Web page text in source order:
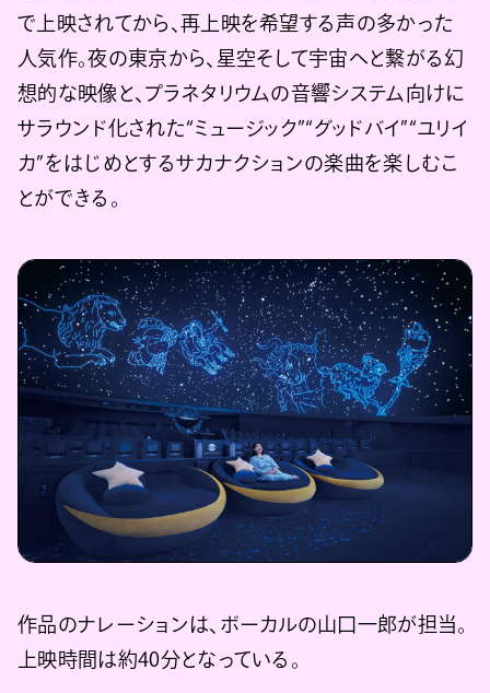
で上映されてから、再上映を希望する声の多かった
人気作。夜の東京から、星空そして宇宙へと繋がる幻
想的な映像と、プラネタリウムの音響システム向けに
サラウンド化された“ミュージック”“グッドバイ”“ユリイ
カ”をはじめとするサカナクションの楽曲を楽しむこ
とができる。
作品のナレーションは、ボーカルの山口一郎が担当。
上映時間は約40分となっている。